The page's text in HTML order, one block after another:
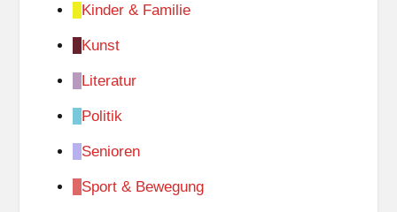
Kinder & Familie
Kunst
Literatur
Politik
Senioren
Sport & Bewegung